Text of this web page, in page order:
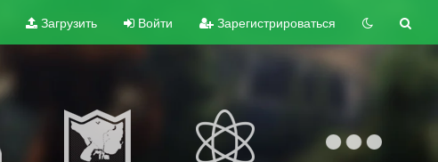
Загрузить Войти Зарегистрироваться